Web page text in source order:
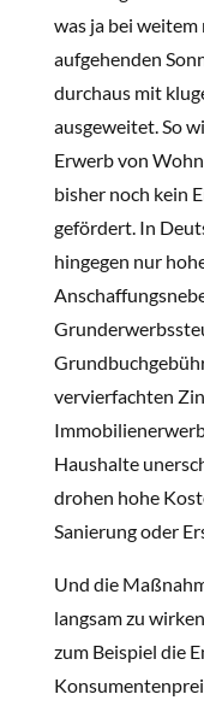
was ja bei
aufgehenden
durchaus mit
ausgeweitet. So
Erwerb von
bisher noch kein
gefördert. In
hingegen nur
vervierfachten
Haushalte
drohen hohe
Sanierung oder
Und die
langsam zu
zum Beispiel die